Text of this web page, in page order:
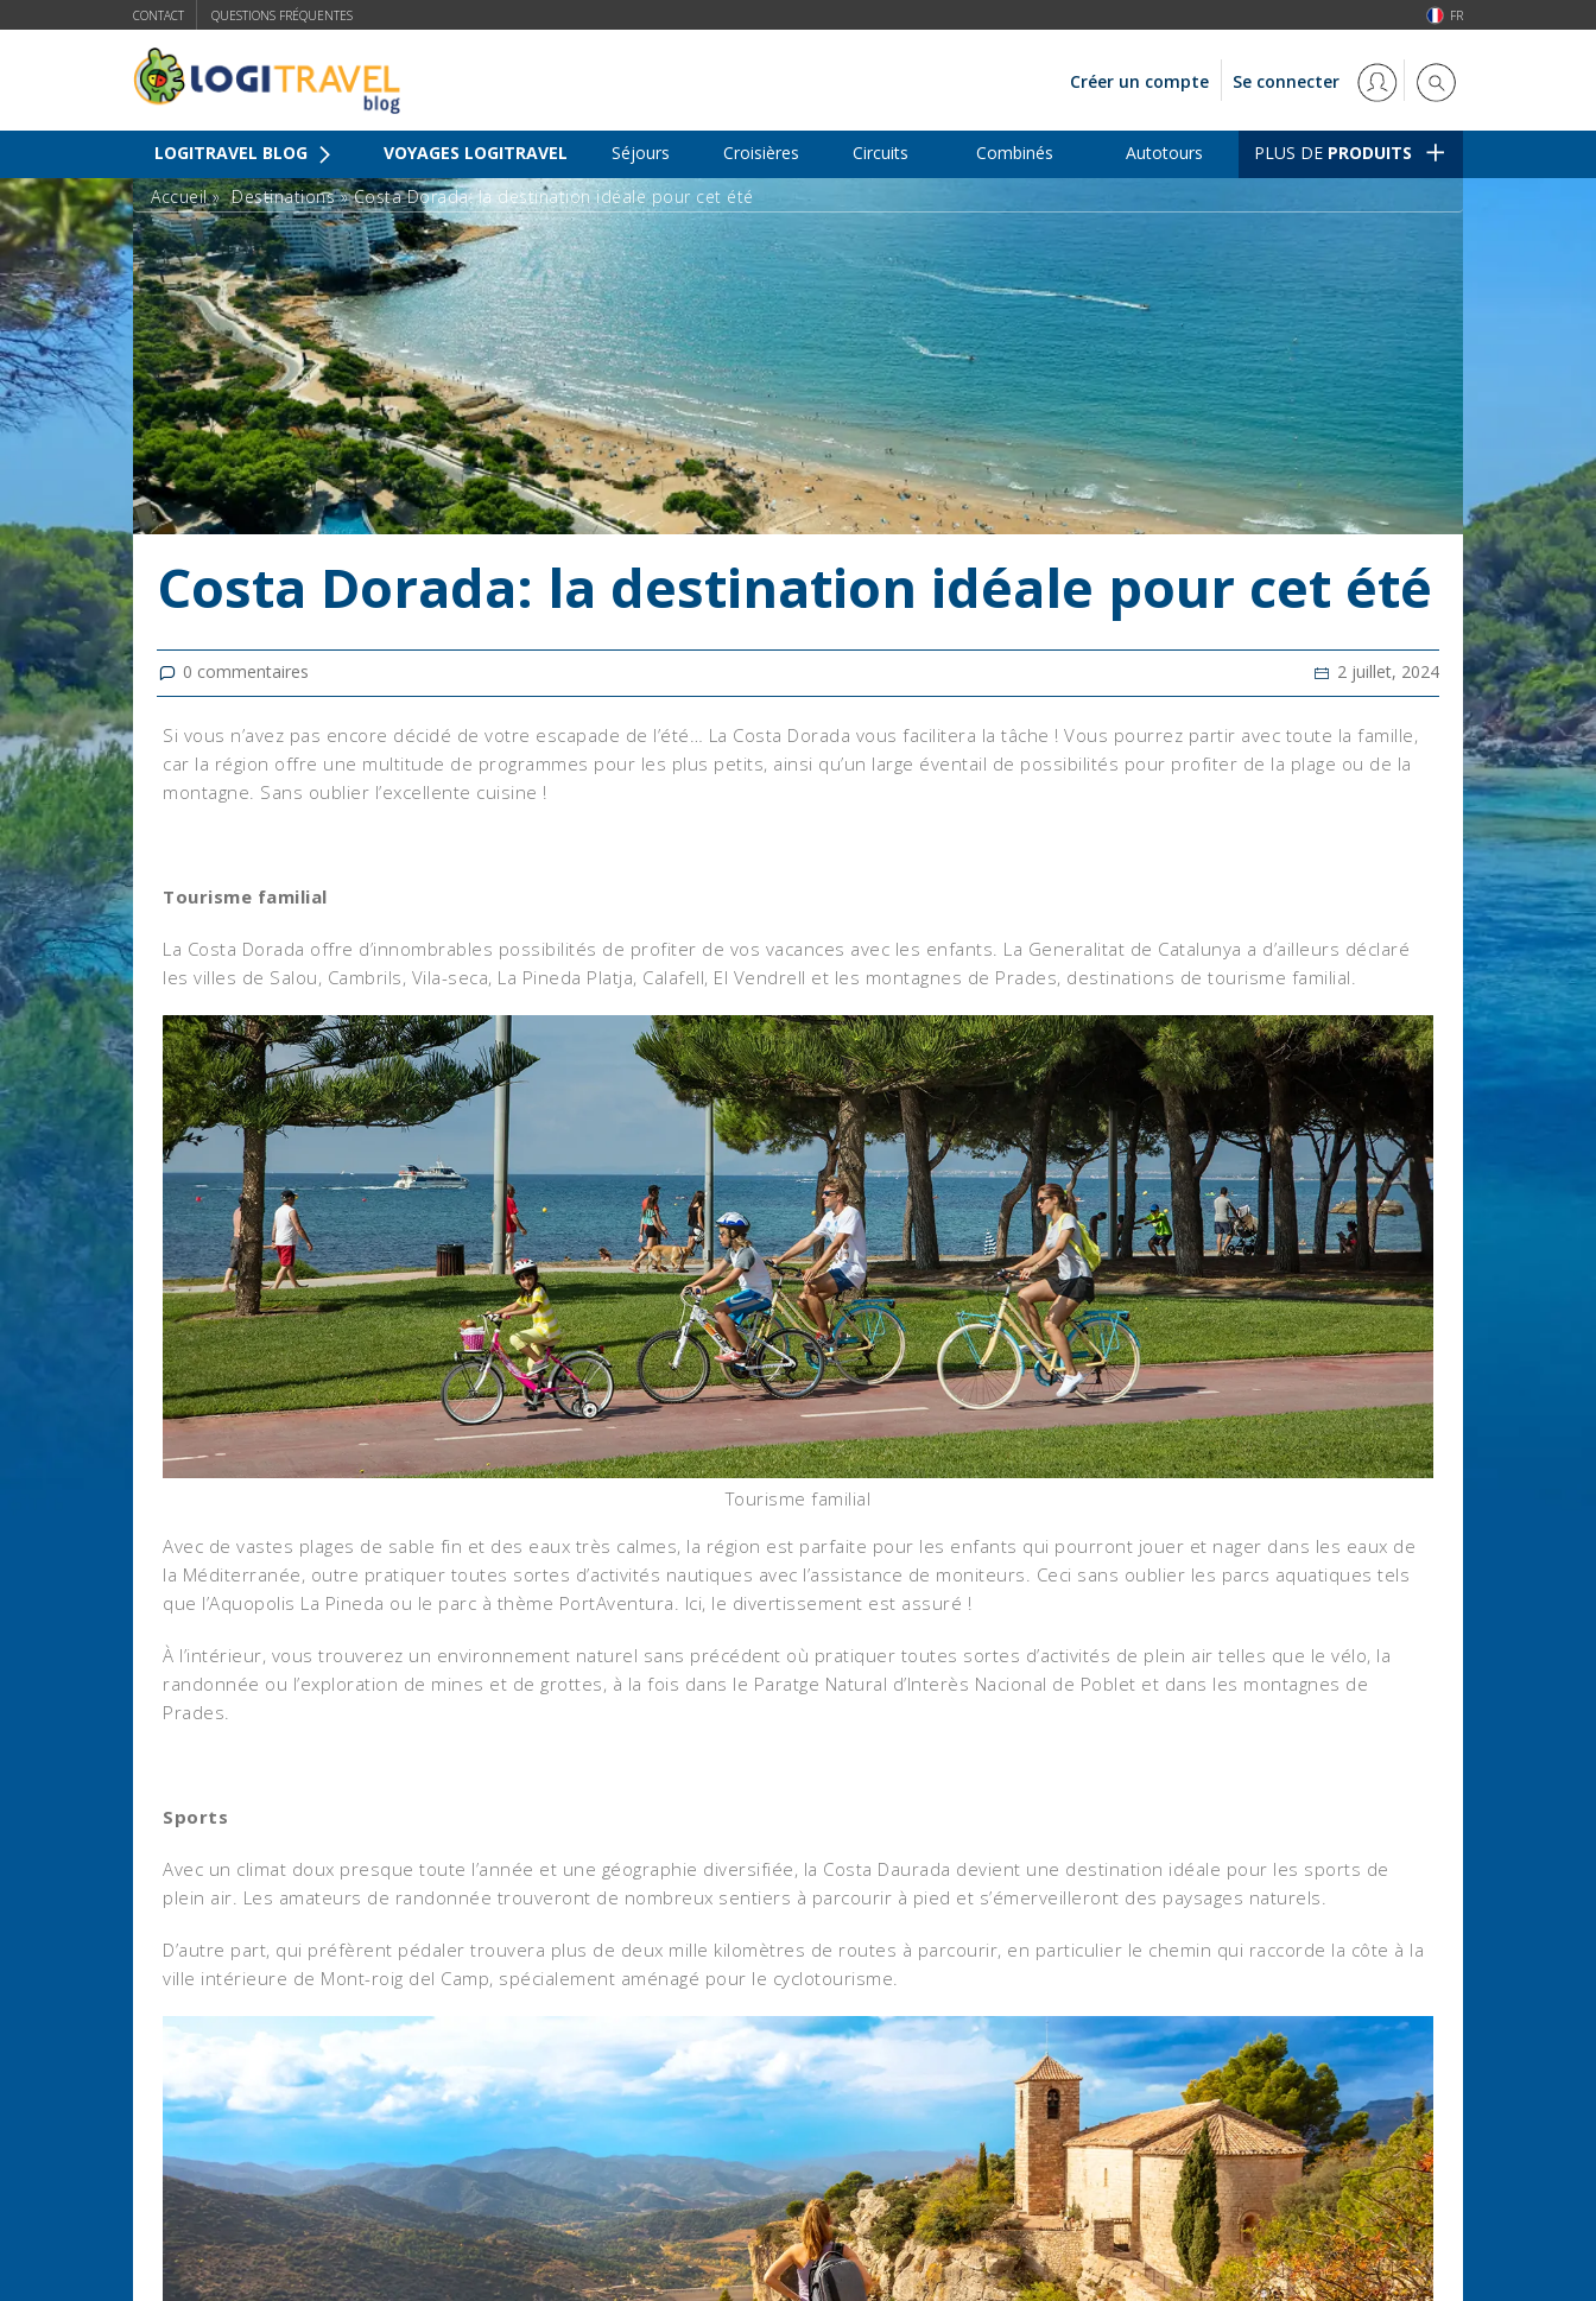
CONTACT QUESTIONS FRÉQUENTES FR
Créer un compte Se connecter
LOGITRAVEL BLOG VOYAGES LOGITRAVEL Séjours Croisières Circuits Combinés Autotours PLUS DE PRODUITS
Accueil» Destinations»Costa Dorada: la destination idéale pour cet été
Costa Dorada: la destination idéale pour cet été
0 commentaires 2 juillet, 2024
Si vous n’avez pas encore décidé de votre escapade de l’été… La Costa Dorada vous facilitera la tâche ! Vous pourrez partir avec toute la famille,
car la région offre une multitude de programmes pour les plus petits, ainsi qu’un large éventail de possibilités pour profiter de la plage ou de la
montagne. Sans oublier l’excellente cuisine !
Tourisme familial
La Costa Dorada offre d’innombrables possibilités de profiter de vos vacances avec les enfants. La Generalitat de Catalunya a d’ailleurs déclaré
les villes de Salou, Cambrils, Vila-seca, La Pineda Platja, Calafell, El Vendrell et les montagnes de Prades, destinations de tourisme familial.
Tourisme familial
Avec de vastes plages de sable fin et des eaux très calmes, la région est parfaite pour les enfants qui pourront jouer et nager dans les eaux de
la Méditerranée, outre pratiquer toutes sortes d’activités nautiques avec l’assistance de moniteurs. Ceci sans oublier les parcs aquatiques tels
que l’Aquopolis La Pineda ou le parc à thème PortAventura. Ici, le divertissement est assuré !
À l’intérieur, vous trouverez un environnement naturel sans précédent où pratiquer toutes sortes d’activités de plein air telles que le vélo, la
randonnée ou l’exploration de mines et de grottes, à la fois dans le Paratge Natural d’Interès Nacional de Poblet et dans les montagnes de
Prades.
Sports
Avec un climat doux presque toute l’année et une géographie diversifiée, la Costa Daurada devient une destination idéale pour les sports de
plein air. Les amateurs de randonnée trouveront de nombreux sentiers à parcourir à pied et s’émerveilleront des paysages naturels.
D’autre part, qui préfèrent pédaler trouvera plus de deux mille kilomètres de routes à parcourir, en particulier le chemin qui raccorde la côte à la
ville intérieure de Mont-roig del Camp, spécialement aménagé pour le cyclotourisme.